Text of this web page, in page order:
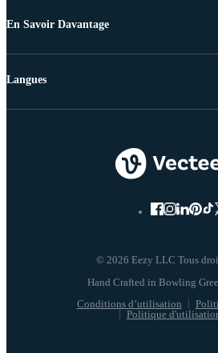
En Savoir Davantage
© 2026 Eezy LLC Tous
Conditions d’utilisation
Politique
Langues